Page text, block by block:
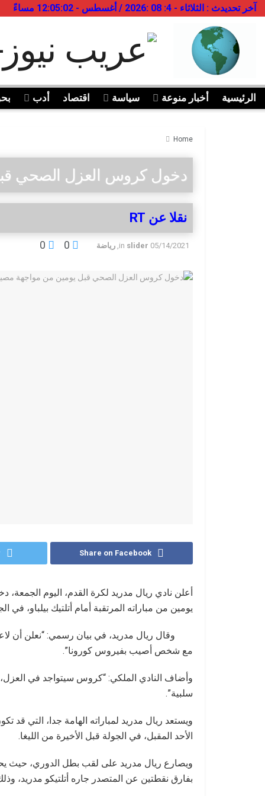
آخر تحديدث : الثلاثاء - 4: 08 :2026 / أغسطس - 12:05:02 مساءً
الرئيسية أخبار منوعة سياسة اقتصاد أدب
Home
دخول كروس العزل الصحي
نقلا عن RT
05/14/2021
in slider
, رياضة 0
0
Share on Facebook
أعلن نادي ريال مدريد لكرة القدم، اليوم
يومين من مباراته المرتقبة أمام أتلتيك بيلباو، في الجولة الـ37 من
وقال ريال مدريد، في بيان رسمي: “نعلن أن
مع شخص أصيب بفيروس كورونا”.
وأضاف النادي الملكي: “كروس سيتواجد في العزل،
سلبية”.
ويستعد ريال مدريد لمباراته الهامة جدا، التي قد
الأحد المقبل، في الجولة قبل الأخيرة من الليغا.
بفارق نقطتين عن المتصدر جاره أتلتيكو مدريد،